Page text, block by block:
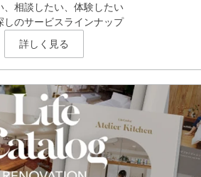
、相談したい、体験したい
しのサービスラインナップ
詳しく見る